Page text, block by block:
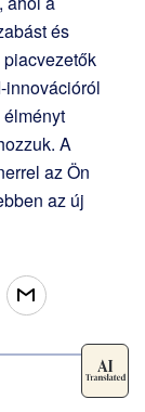
és
innovációról
A
az Ön
az új